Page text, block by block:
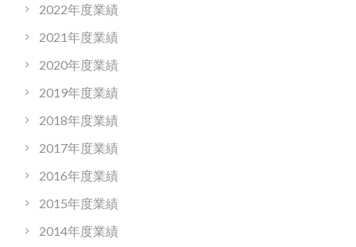
2022年度業績
2021年度業績
2020年度業績
2019年度業績
2018年度業績
2017年度業績
2016年度業績
2015年度業績
2014年度業績